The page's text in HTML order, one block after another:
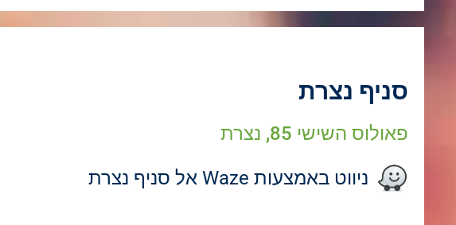
סניף נצרת
פאולוס השישי 85, נצרת
ניווט באמצעות Waze אל סניף נצרת